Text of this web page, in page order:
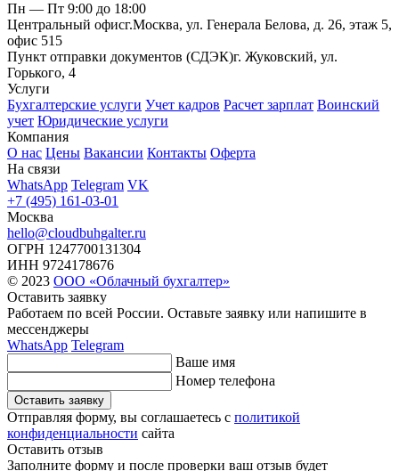
Пн — Пт 9:00 до 18:00
Центральный офисг.Москва, ул. Генерала Белова, д. 26, этаж 5,
офис 515
Пункт отправки документов (СДЭК)г. Жуковский, ул.
Горького, 4
Услуги
Бухгалтерские услуги Учет кадров Расчет зарплат Воинский
учет Юридические услуги
Компания
О нас Цены Вакансии Контакты Оферта
На связи
WhatsApp Telegram VK
+7 (495) 161-03-01
Москва
hello@cloudbuhgalter.ru
ОГРН 1247700131304
ИНН 9724178676
© 2023 ООО «Облачный бухгалтер»
Оставить заявку
Работаем по всей России. Оставьте заявку или напишите в
мессенджеры
WhatsApp Telegram
Ваше имя
Номер телефона
Оставить заявку
Отправляя форму, вы соглашаетесь с политикой
конфиденциальности сайта
Оставить отзыв
Заполните форму и после проверки ваш отзыв будет